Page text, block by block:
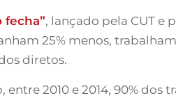
fecha”, lançado pela CUT e
25% menos,
diretos.
2010 e 2014, 90% dos